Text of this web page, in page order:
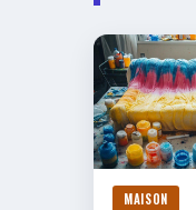
MAISON